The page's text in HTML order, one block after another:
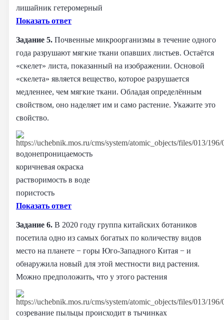
лишайник гетеромерный
Показать ответ
Задание 5. Почвенные микроорганизмы в течение одного
года разрушают мягкие ткани опавших листьев. Остаётся
«скелет» листа, показанный на изображении. Основой
«скелета» является вещество, которое разрушается
медленнее, чем мягкие ткани. Обладая определённым
свойством, оно наделяет им и само растение. Укажите это
свойство.
водонепроницаемость
коричневая окраска
растворимость в воде
пористость
Показать ответ
Задание 6. В 2020 году группа китайских ботаников
посетила одно из самых богатых по количеству видов
место на планете − горы Юго-Западного Китая − и
обнаружила новый для этой местности вид растения.
Можно предположить, что у этого растения
созревание пыльцы происходит в тычинках